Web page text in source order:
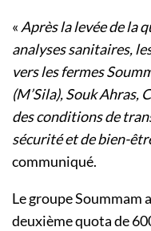
« Après la levée de la
analyses sanitaires,
vers les fermes
(M’Sila), Souk Ahras,
des conditions de
sécurité et de bien-
communiqué.
Le groupe Soummam
deuxième quota de